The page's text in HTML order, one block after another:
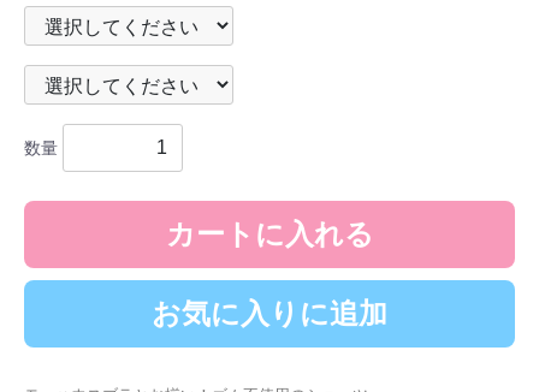
数量
カートに入れる
お気に入りに追加